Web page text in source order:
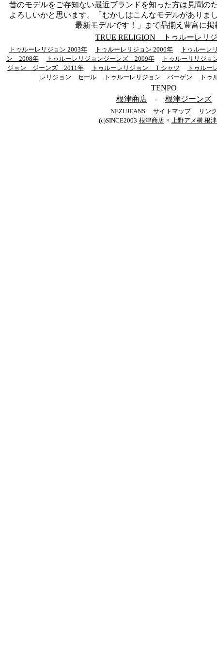
昔のモデルをご存知ない最近ブランドを知った方は見聞の
よろしいかと思います。「むかしはこんなモデルがありま
最新モデルです！」まで品揃え豊富に掲
TRUE RELIGION トゥルーレリ
トゥルーレリジョン 2003年 トゥルーレリジョン 2006年
トゥルーレ
ン 2008年
トゥルーレリジョンジーンズ 2009年
トゥルーリリジ
ジョン ジーンズ 2011年
トゥルーレリジョン Ｔシャツ
トゥルー
レリジョン セール
トゥルーレリジョン バーゲン トゥ
TENPO
根津商店 - 根津ジーンズ
NEZUJEANS サイトマップ
リンク
(c)SINCE2003 根津商店 × 上野アメ横 根